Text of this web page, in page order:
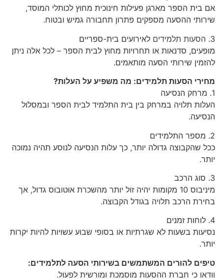
אם בית הספר מארגן פעילות חינוכית מחוץ לכותלי המוסד,
שירותי ההסעה מספקים פתרון תחבורה גמיש ובטוח.
3. הסעות תלמידים לאירועים בית-ספריים
מופעים, סדנאות או תחרויות מחוץ לבית הספר – לכל אלה ניתן
להזמין שירותי הסעה מותאמים.
מחירי הסעות תלמידים: מה משפיע על העלות?
1. מרחק הנסיעה
העלות תלויה במרחק בין בית התלמיד לבית הספר ובמסלול
הנסיעה.
2. מספר התלמידים
ככל שהקבוצה גדולה יותר, כך עלות הנסיעה לנוסע תהיה נמוכה
יותר.
3. סוג הרכב
מיניבוס 10 מקומות יהיה זול יותר מהשכרת אוטובוס גדול, אך
בחירת הרכב תלויה בגודל הקבוצה.
4. לוחות זמנים
נסיעות בשעות לא שגרתיות או בסופי שבוע עשויות להיות יקרות
יותר.
טיפים להורים המשתמשים בשירותי הסעה לתלמידים:
וודאו כי חברת ההסעות מוסמכת ומורשית לפעול.